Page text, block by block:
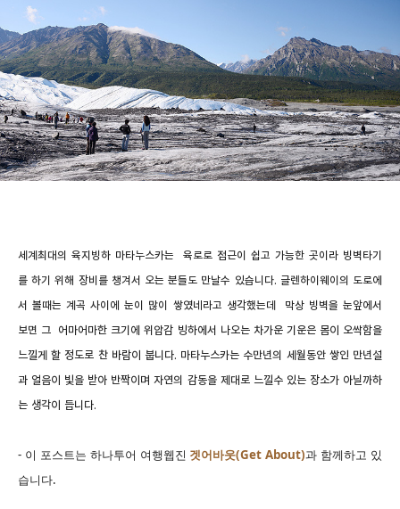
세계최대의 육지빙하 마타누스카는 육로로 접근이 쉽고 가능한 곳이라 빙벽타기
를 하기 위해 장비를 챙겨서 오는 분들도 만날수 있습니다. 글렌하이웨이의 도로에
서 볼때는 계곡 사이에 눈이 많이 쌓였네라고 생각했는데 막상 빙벽을 눈앞에서
보면 그 어마어마한 크기에 위압감 빙하에서 나오는 차가운 기운은 몸이 오싹함을
느낄게 할 정도로 찬 바람이 붑니다. 마타누스카는 수만년의 세월동안 쌓인 만년설
과 얼음이 빛을 받아 반짝이며 자연의 감동을 제대로 느낄수 있는 장소가 아닐까하
는 생각이 듭니다.
- 이 포스트는 하나투어 여행웹진 겟어바웃(Get About)과 함께하고 있
습니다.